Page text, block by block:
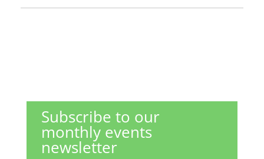
Subscribe to our
monthly events
newsletter